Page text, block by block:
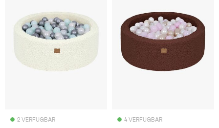
2 VERFÜGBAR 4 VERFÜGBAR